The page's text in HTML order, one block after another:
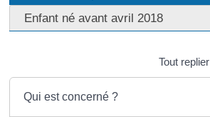
Enfant né avant avril 2018
Tout replier
Qui est concerné ?